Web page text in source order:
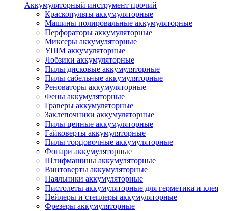
Аккумуляторный инструмент прочий
Краскопульты аккумуляторные
Машины полировальные аккумуляторные
Перфораторы аккумуляторные
Миксеры аккумуляторные
УШМ аккумуляторные
Лобзики аккумуляторные
Пилы дисковые аккумуляторные
Пилы сабельные аккумуляторные
Реноваторы аккумуляторные
Фены аккумуляторные
Граверы аккумуляторные
Заклепочники аккумуляторные
Пилы цепные аккумуляторные
Гайковерты аккумуляторные
Пилы торцовочные аккумуляторные
Фонари аккумуляторные
Шлифмашины аккумуляторные
Винтоверты аккумуляторные
Паяльники аккумуляторные
Пистолеты аккумуляторные для герметика и клея
Нейлеры и степлеры аккумуляторные
Фрезеры аккумуляторные